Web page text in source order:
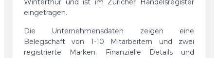
Winterthur und ist im Züricher Handelsregister
eingetragen.
Die Unternehmensdaten zeigen eine
Belegschaft von 1-10 Mitarbeitern und zwei
registrierte Marken. Finanzielle Details und